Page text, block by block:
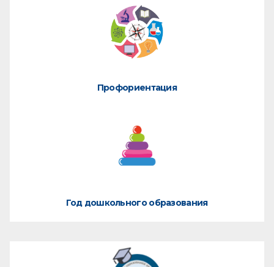
Профориентация
Год дошкольного образования